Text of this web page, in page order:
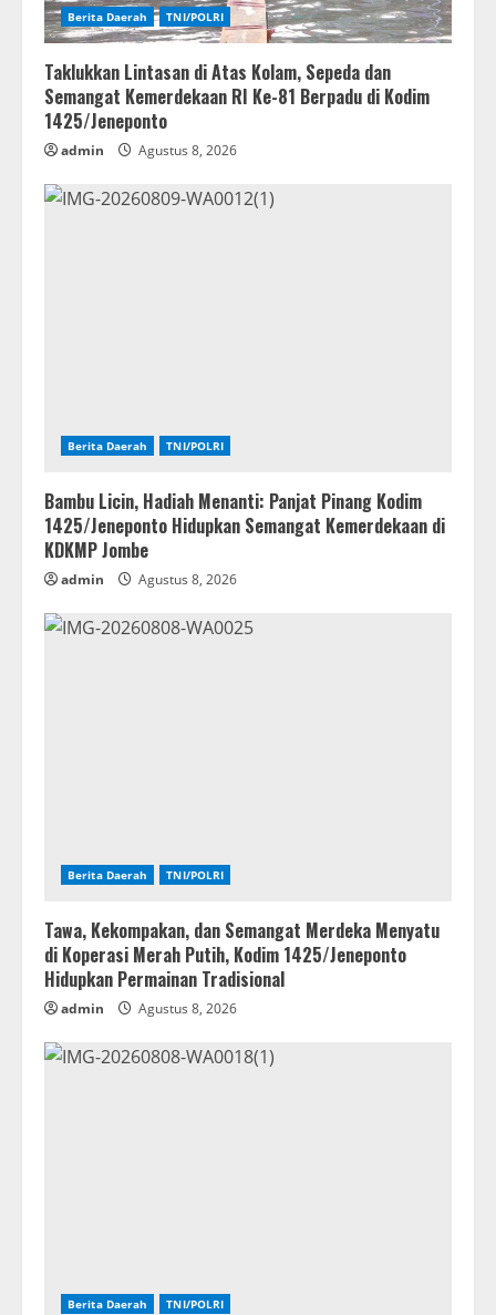
Berita Daerah TNI/POLRI
Taklukkan Lintasan di Atas Kolam, Sepeda dan
Semangat Kemerdekaan RI Ke-81 Berpadu di Kodim
1425/Jeneponto
admin Agustus 8, 2026
Berita Daerah TNI/POLRI
Bambu Licin, Hadiah Menanti: Panjat Pinang Kodim
1425/Jeneponto Hidupkan Semangat Kemerdekaan di
KDKMP Jombe
admin Agustus 8, 2026
Berita Daerah TNI/POLRI
Tawa, Kekompakan, dan Semangat Merdeka Menyatu
di Koperasi Merah Putih, Kodim 1425/Jeneponto
Hidupkan Permainan Tradisional
admin Agustus 8, 2026
Berita Daerah TNI/POLRI